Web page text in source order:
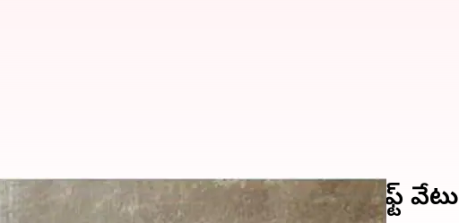
లోపాలు.. ఉద్యోగులపై మైక్రోసాఫ్ట్‌ వేటు